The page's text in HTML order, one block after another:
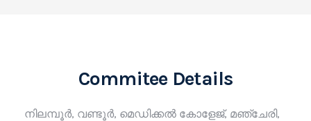
Commitee Details
നിലമ്പൂർ, വണ്ടൂർ, മെഡിക്കൽ കോളേജ്, മഞ്ചേരി,